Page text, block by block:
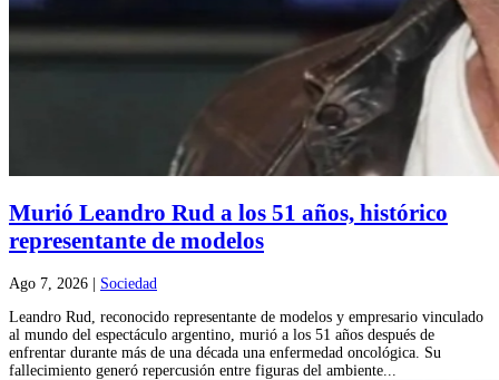
Murió Leandro Rud a los 51 años, histórico
representante de modelos
Ago 7, 2026
Sociedad
Leandro Rud, reconocido representante de modelos y empresario vinculado
al mundo del espectáculo argentino, murió a los 51 años después de
enfrentar durante más de una década una enfermedad oncológica. Su
fallecimiento generó repercusión entre figuras del ambiente...